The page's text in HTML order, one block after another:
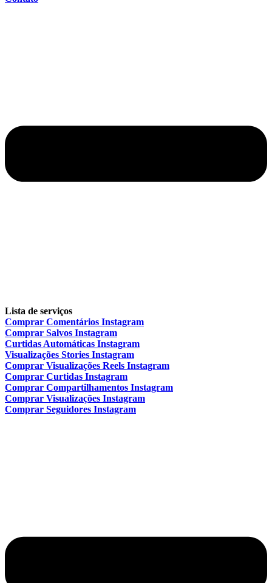
Lista de serviços
Comprar Comentários Instagram
Comprar Salvos Instagram
Curtidas Automáticas Instagram
Visualizações Stories Instagram
Comprar Visualizações Reels Instagram
Comprar Curtidas Instagram
Comprar Compartilhamentos Instagram
Comprar Visualizações Instagram
Comprar Seguidores Instagram